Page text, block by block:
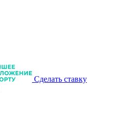
Сделать ставку